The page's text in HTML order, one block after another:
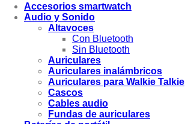
Accesorios smartwatch
Audio y Sonido
Altavoces
Con Bluetooth
Sin Bluetooth
Auriculares
Auriculares inalámbricos
Auriculares para Walkie Talkie
Cascos
Cables audio
Fundas de auriculares